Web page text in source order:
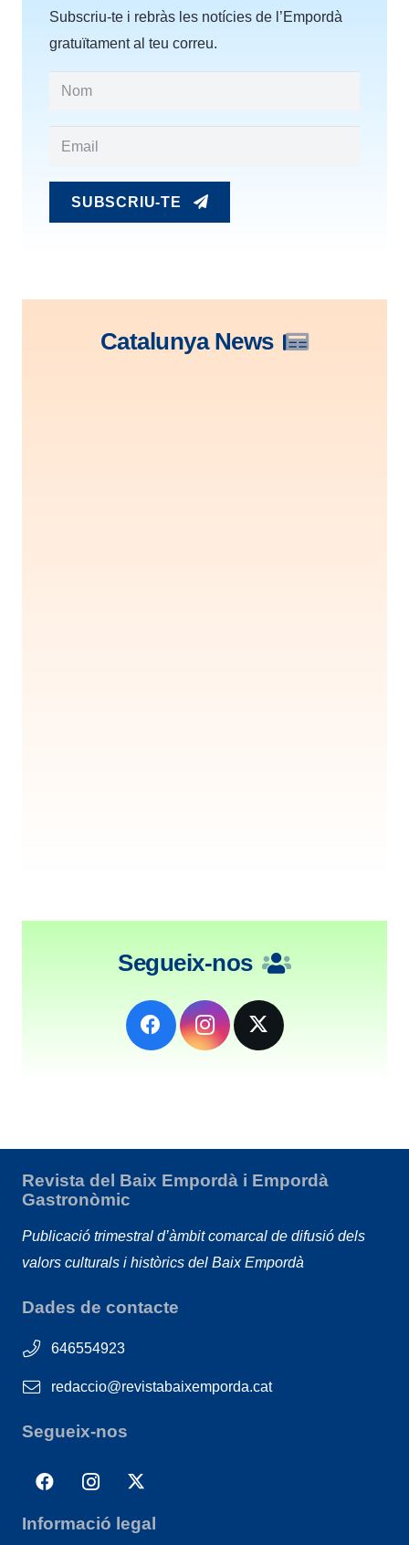
Subscriu-te i rebràs les notícies de l’Empordà
gratuïtament al teu correu.
SUBSCRIU-TE
Catalunya News
Segueix-nos
Revista del Baix Empordà i Empordà
Gastronòmic
Publicació trimestral d’àmbit comarcal de difusió dels
valors culturals i històrics del Baix Empordà
Dades de contacte
646554923
redaccio@revistabaixemporda.cat
Segueix-nos
Informació legal